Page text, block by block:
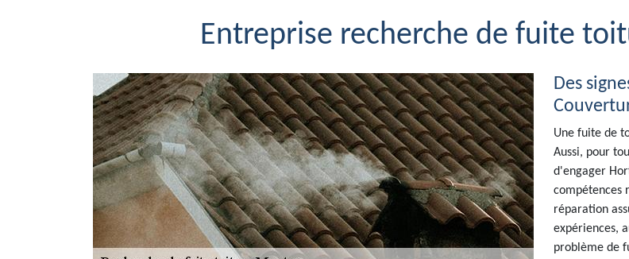
Entreprise recherche de fuite
Des
Une fuite de
Aussi, pour
d'engager
compétences
réparation
expériences,
problème de